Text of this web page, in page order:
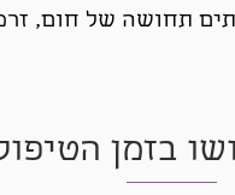
תחושה של חום,
בזמן